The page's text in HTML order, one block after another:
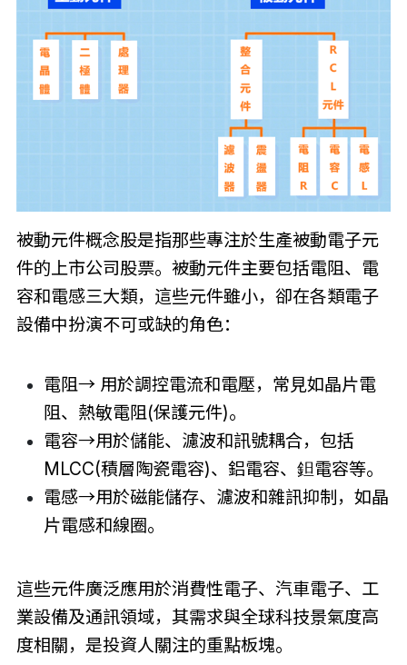
被動元件概念股是指那些專注於生產被動電子元
件的上市公司股票。被動元件主要包括電阻、電
容和電感三大類，這些元件雖小，卻在各類電子
設備中扮演不可或缺的角色：
電阻→ 用於調控電流和電壓，常見如晶片電
阻、熱敏電阻(保護元件)。
電容→用於儲能、濾波和訊號耦合，包括
MLCC(積層陶瓷電容)、鋁電容、鉭電容等。
電感→用於磁能儲存、濾波和雜訊抑制，如晶
片電感和線圈。
這些元件廣泛應用於消費性電子、汽車電子、工
業設備及通訊領域，其需求與全球科技景氣度高
度相關，是投資人關注的重點板塊。